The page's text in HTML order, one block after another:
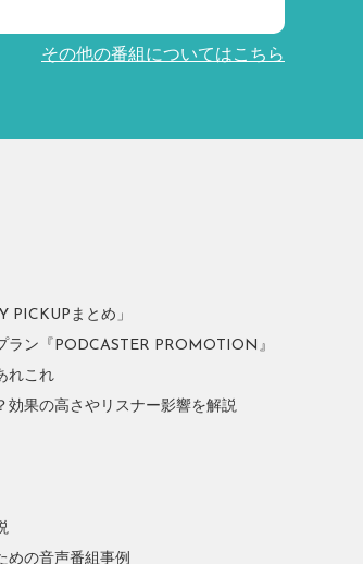
その他の番組についてはこちら
PICKUPまとめ」
ラン『PODCASTER PROMOTION』
れこれ
効果の高さやリスナー影響を解説
めの音声番組事例